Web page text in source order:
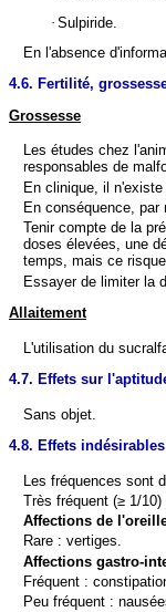
· Sulpiride.
En l'absence
4.6. Fertilité,
Grossesse
Les études chez
responsables de
En clinique, il
En conséquence,
Tenir compte de la
doses élevées, une
temps, mais ce
Essayer de limiter la
Allaitement
L'utilisation du
4.7. Effets sur
Sans objet.
4.8. Effets indésirables
Les fréquences sont
Très fréquent (≥ 1/
Affections de
Rare : vertiges.
Affections gastro-
Fréquent :
Peu fréquent :